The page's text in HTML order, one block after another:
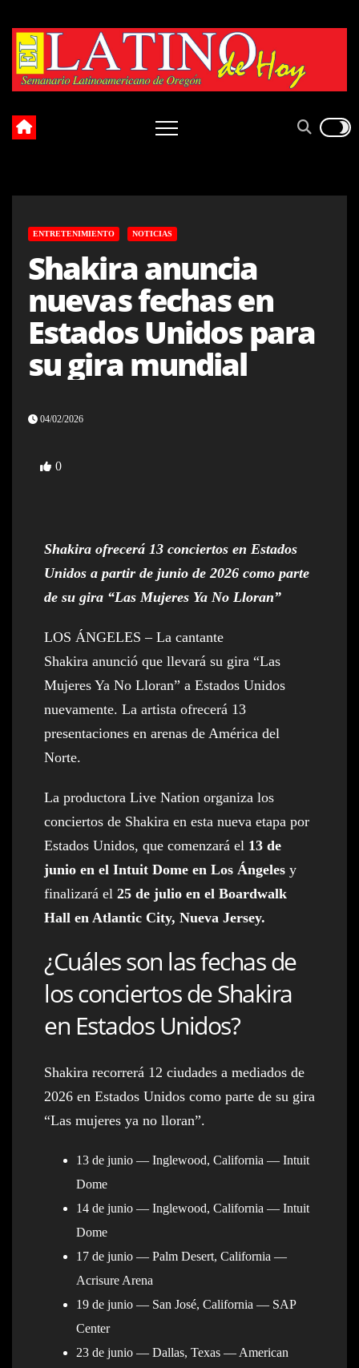
content
ENTRETENIMIENTO NOTICIAS
Shakira anuncia
nuevas fechas en
Estados Unidos para
su gira mundial
04/02/2026
0
Shakira ofrecerá 13 conciertos en Estados
Unidos a partir de junio de 2026 como parte
de su gira “Las Mujeres Ya No Lloran”
LOS ÁNGELES – La cantante
Shakira anunció que llevará su gira “Las
Mujeres Ya No Lloran” a Estados Unidos
nuevamente. La artista ofrecerá 13
presentaciones en arenas de América del
Norte.
La productora Live Nation organiza los
conciertos de Shakira en esta nueva etapa por
Estados Unidos, que comenzará el 13 de
junio en el Intuit Dome en Los Ángeles y
finalizará el 25 de julio en el Boardwalk
Hall en Atlantic City, Nueva Jersey.
¿Cuáles son las fechas de
los conciertos de Shakira
en Estados Unidos?
Shakira recorrerá 12 ciudades a mediados de
2026 en Estados Unidos como parte de su gira
“Las mujeres ya no lloran”.
13 de junio — Inglewood, California — Intuit
Dome
14 de junio — Inglewood, California — Intuit
Dome
17 de junio — Palm Desert, California —
Acrisure Arena
19 de junio — San José, California — SAP
Center
23 de junio — Dallas, Texas — American